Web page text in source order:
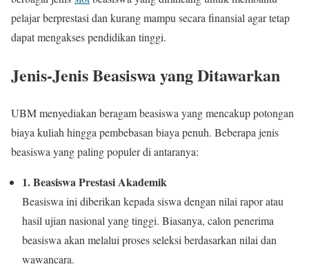
pelajar berprestasi dan kurang mampu secara finansial agar tetap
dapat mengakses pendidikan tinggi.
Jenis-Jenis Beasiswa yang Ditawarkan
UBM menyediakan beragam beasiswa yang mencakup potongan
biaya kuliah hingga pembebasan biaya penuh. Beberapa jenis
beasiswa yang paling populer di antaranya:
1. Beasiswa Prestasi Akademik
Beasiswa ini diberikan kepada siswa dengan nilai rapor atau
hasil ujian nasional yang tinggi. Biasanya, calon penerima
beasiswa akan melalui proses seleksi berdasarkan nilai dan
wawancara.